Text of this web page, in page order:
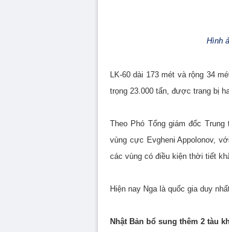
Hình
LK-60 dài 173 mét và rộng 34
trọng 23.000 tấn, được trang bị
Theo Phó Tổng giám đốc
vùng cực Evgheni Appolonov,
các vùng có điều kiện thời tiết
Hiện nay Nga là quốc gia duy
Nhật Bản bổ sung thêm 2 tàu